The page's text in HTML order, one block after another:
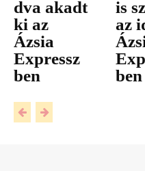
dva akadt
ki az
Ázsia
Expressz
ben
is
az
ben